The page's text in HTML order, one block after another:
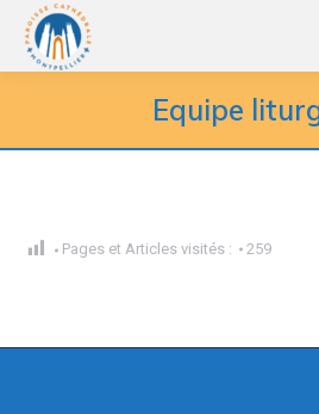
Equipe
Pages et Articles visités : 259